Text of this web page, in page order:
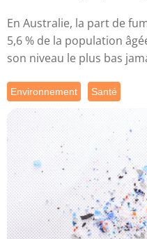
En Australie, la part de
5,6 % de la population
son niveau le plus bas
Environnement Santé